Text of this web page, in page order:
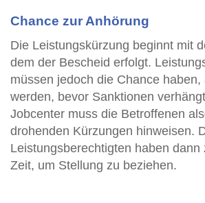
Chance zur Anhörung
Die Leistungskürzung beginnt mit
dem der Bescheid erfolgt.
müssen jedoch die Chance haben,
werden, bevor Sanktionen
Jobcenter muss die Betroffenen
drohenden Kürzungen hinweisen.
Leistungsberechtigten haben dann
Zeit, um Stellung zu beziehen.